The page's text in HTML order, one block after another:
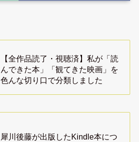
【全作品読了・視聴済】私が「読
んできた本」「観てきた映画」を
色んな切り口で分類しました
犀川後藤が出版したKindle本につ